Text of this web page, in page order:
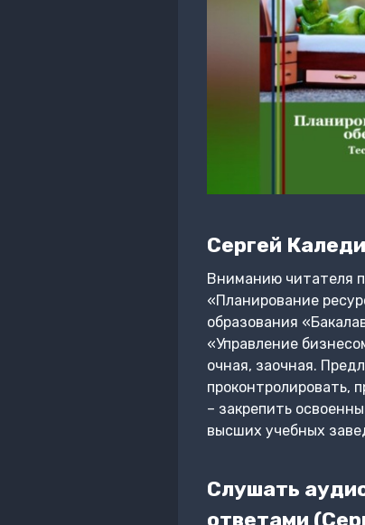
Сергей
Вниманию читателя
«Планирование
образования
«Управление
очная, заочная.
проконтролировать,
– закрепить
высших учебных
Слушать
ответами